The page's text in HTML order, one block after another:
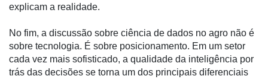
explicam a realidade.
No fim, a discussão sobre ciência de dados no agro não é
sobre tecnologia. É sobre posicionamento. Em um setor
cada vez mais sofisticado, a qualidade da inteligência por
trás das decisões se torna um dos principais diferenciais